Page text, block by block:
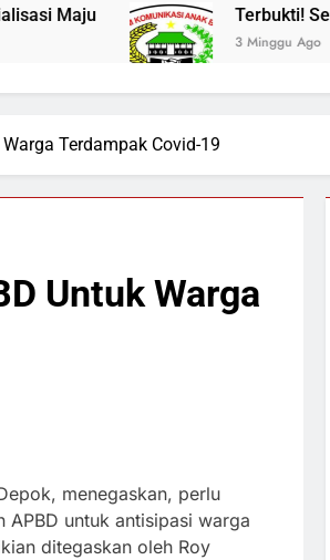
Terbukti! Selama
3 Minggu Ago
Terdampak Covid-19
Untuk Warga
menegaskan, perlu
untuk antisipasi warga
ditegaskan oleh Roy